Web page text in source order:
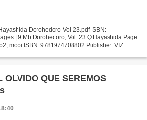
Dorohedoro-Vol-23.pdf ISBN:
| 9 Mb Dorohedoro, Vol. 23 Q Hayashida Page:
mobi ISBN: 9781974708802 Publisher: VIZ
OLVIDO QUE SEREMOS